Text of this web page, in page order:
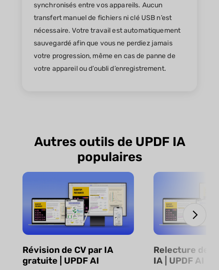
synchronisés entre vos appareils. Aucun
transfert manuel de fichiers ni clé USB n’est
nécessaire. Votre travail est automatiquement
sauvegardé afin que vous ne perdiez jamais
votre progression, même en cas de panne de
votre appareil ou d’oubli d’enregistrement.
Autres outils de UPDF IA
populaires
Révision de CV par IA
gratuite | UPDF AI
Relecture de
IA | UPDF AI